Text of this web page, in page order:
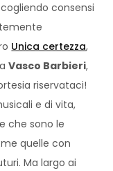
consensi
Unica certezza,
aVasco Barbieri,
riservataci!
e di vita,
che sono le
quelle con
Ma largo ai